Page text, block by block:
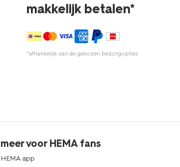
makkelijk betalen*
*afhankelijk van de gekozen bezorgopties
meer voor HEMA fans
HEMA app